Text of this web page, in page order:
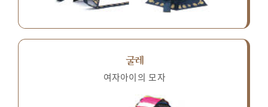
굴레
여자아이의 모자